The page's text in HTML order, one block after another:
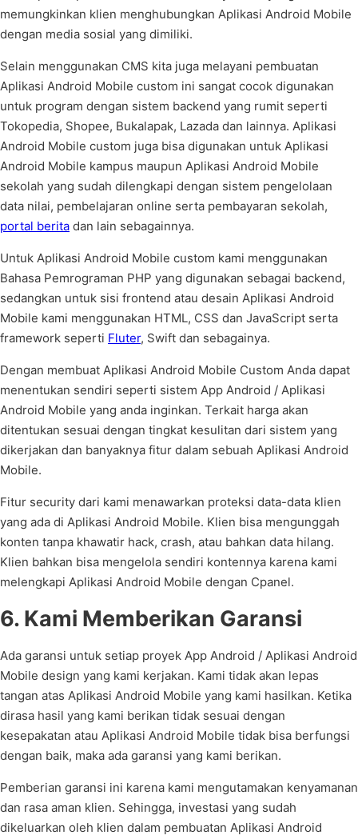
memungkinkan klien menghubungkan Aplikasi Android Mobile
dengan media sosial yang dimiliki.
Selain menggunakan CMS kita juga melayani pembuatan
Aplikasi Android Mobile custom ini sangat cocok digunakan
untuk program dengan sistem backend yang rumit seperti
Tokopedia, Shopee, Bukalapak, Lazada dan lainnya. Aplikasi
Android Mobile custom juga bisa digunakan untuk Aplikasi
Android Mobile kampus maupun Aplikasi Android Mobile
sekolah yang sudah dilengkapi dengan sistem pengelolaan
data nilai, pembelajaran online serta pembayaran sekolah,
portal berita dan lain sebagainnya.
Untuk Aplikasi Android Mobile custom kami menggunakan
Bahasa Pemrograman PHP yang digunakan sebagai backend,
sedangkan untuk sisi frontend atau desain Aplikasi Android
Mobile kami menggunakan HTML, CSS dan JavaScript serta
framework seperti Fluter, Swift dan sebagainya.
Dengan membuat Aplikasi Android Mobile Custom Anda dapat
menentukan sendiri seperti sistem App Android / Aplikasi
Android Mobile yang anda inginkan. Terkait harga akan
ditentukan sesuai dengan tingkat kesulitan dari sistem yang
dikerjakan dan banyaknya fitur dalam sebuah Aplikasi Android
Mobile.
Fitur security dari kami menawarkan proteksi data-data klien
yang ada di Aplikasi Android Mobile. Klien bisa mengunggah
konten tanpa khawatir hack, crash, atau bahkan data hilang.
Klien bahkan bisa mengelola sendiri kontennya karena kami
melengkapi Aplikasi Android Mobile dengan Cpanel.
6. Kami Memberikan Garansi
Ada garansi untuk setiap proyek App Android / Aplikasi Android
Mobile design yang kami kerjakan. Kami tidak akan lepas
tangan atas Aplikasi Android Mobile yang kami hasilkan. Ketika
dirasa hasil yang kami berikan tidak sesuai dengan
kesepakatan atau Aplikasi Android Mobile tidak bisa berfungsi
dengan baik, maka ada garansi yang kami berikan.
Pemberian garansi ini karena kami mengutamakan kenyamanan
dan rasa aman klien. Sehingga, investasi yang sudah
dikeluarkan oleh klien dalam pembuatan Aplikasi Android